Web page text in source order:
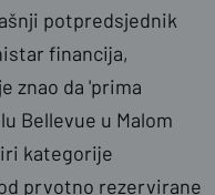
potpredsjednik
financija,
znao da 'prima
Bellevue u Malom
kategorije
prvotno rezervirane